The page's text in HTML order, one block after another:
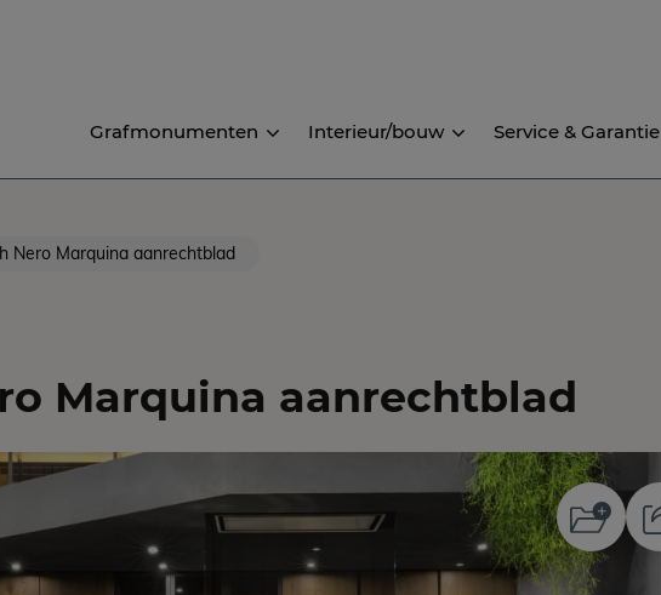
Grafmonumenten Interieur/bouw Service & Garantie
Nero Marquina aanrechtblad
Marquina aanrechtblad